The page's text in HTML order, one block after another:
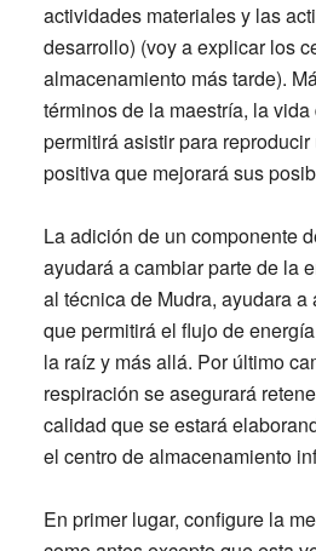
actividades materiales y las
desarrollo) (voy a explicar los
almacenamiento más tarde).
términos de la maestría, la
permitirá asistir para
positiva que mejorará sus
La adición de un componente
ayudará a cambiar parte de la
al técnica de Mudra, ayudara a
que permitirá el flujo de
la raíz y más allá. Por último
respiración se asegurará
calidad que se estará
el centro de almacenamiento
En primer lugar, configure la